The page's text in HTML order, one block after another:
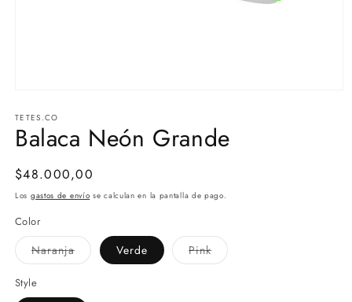
multimedia
1
en
ventana
modal
TETES.CO
Balaca Neón Grande
Precio
habitual
$48.000,00
Los gastos de envío se calculan en la pantalla de pago.
Color
NaranjaVariante
agotada
disponible
Verde PinkVariante
agotada
Style